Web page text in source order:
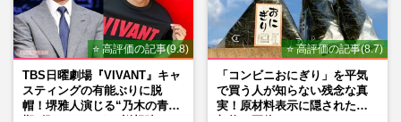
⭐ 高評価の記事(9.8)
TBS日曜劇場『VIVANT』キャ
スティングの有能ぶりに脱
帽！堺雅人演じる“乃木の青年
⭐ 高評価の記事(8.7)
「コンビニおにぎり」を平気
で買う人が知らない残念な真
実！原材料表示に隠された添